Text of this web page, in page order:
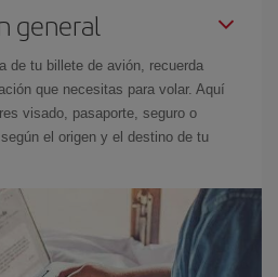
general
de tu billete de avión, recuerda
que necesitas para volar. Aquí
visado, pasaporte, seguro o
el origen y el destino de tu